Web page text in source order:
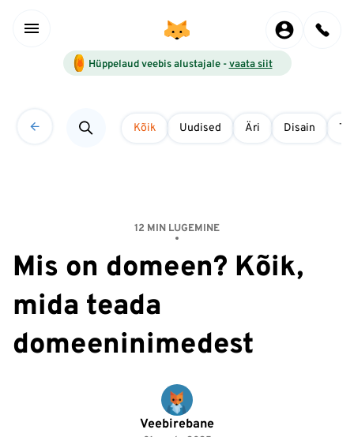
Hüppelaud veebis alustajale -vaata siit
Kõik Uudised Äri Disain
12 MIN LUGEMINE
Mis on domeen? Kõik,
mida teada
domeeninimedest
Veebirebane